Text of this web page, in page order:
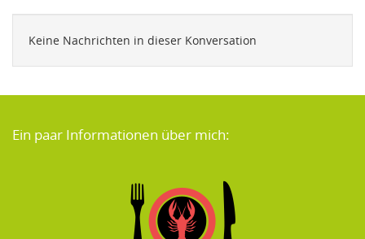
Keine Nachrichten in dieser Konversation
Ein paar Informationen über mich: